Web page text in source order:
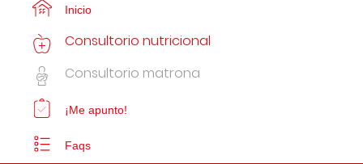
Inicio
Consultorio nutricional
Consultorio matrona
¡Me apunto!
Faqs